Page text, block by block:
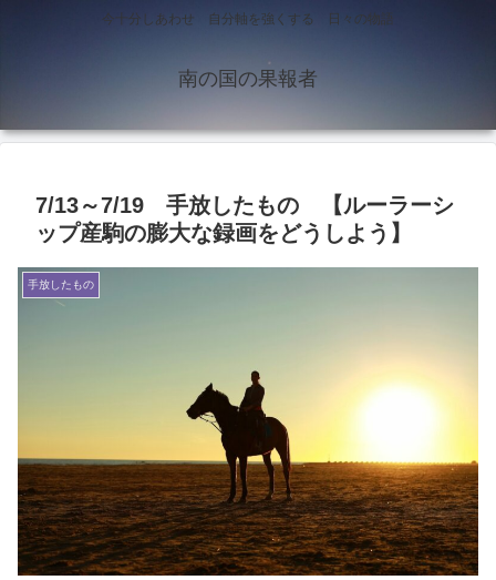
今十分しあわせ 自分軸を強くする 日々の物語
南の国の果報者
7/13～7/19 手放したもの 【ルーラーシ
ップ産駒の膨大な録画をどうしよう】
手放したもの